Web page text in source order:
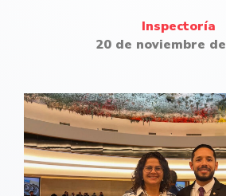
Inspectoría
20 de noviembre